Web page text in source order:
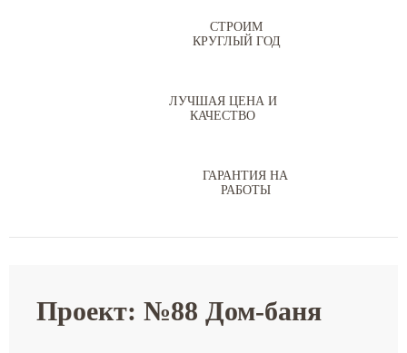
СТРОИМ
КРУГЛЫЙ ГОД
ЛУЧШАЯ ЦЕНА И
КАЧЕСТВО
ГАРАНТИЯ НА
РАБОТЫ
Проект: №88 Дом-баня